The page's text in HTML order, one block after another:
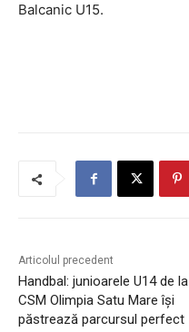
Balcanic U15.
Articolul precedent
Handbal: junioarele U14 de la
CSM Olimpia Satu Mare își
păstrează parcursul perfect